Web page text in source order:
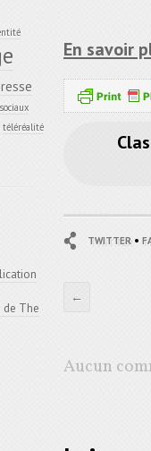
En savoir
TWITTER•
←
Aucun
téléréalité
de The